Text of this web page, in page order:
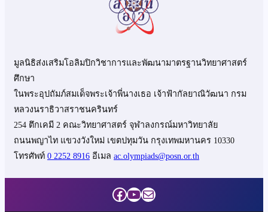
มูลนิธิส่งเสริมโอลิมปิกวิชาการและพัฒนามาตรฐานวิทยาศาสตร์
ศึกษา
ในพระอุปถัมภ์สมเด็จพระเจ้าพี่นางเธอ เจ้าฟ้ากัลยาณิวัฒนา กรม
หลวงนราธิวาสราชนครินทร์
254 ตึกเคมี 2 คณะวิทยาศาสตร์ จุฬาลงกรณ์มหาวิทยาลัย
ถนนพญาไท แขวงวังใหม่ เขตปทุมวัน กรุงเทพมหานคร 10330
โทรศัพท์ 0 2252 8916 อีเมล ac.olympiads@posn.or.th
Facebook
YouTube
Mail